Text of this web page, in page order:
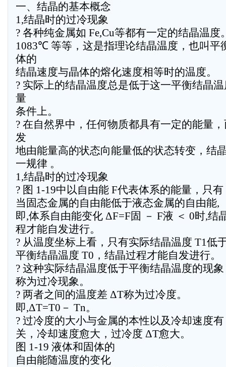
一、结晶的基本概念
1,结晶时的过冷现象
? 各种纯金属如 Fe,Cu等都有一定的结晶温度
1083℃ 等等，这是指理论结晶温度，也叫平
体的
结晶速度与晶体的熔化速度相等时的温度。
? 实际上的结晶温度总是低于这一平衡结晶
量
条件上。
? 在自然界中，任何物质都具有一定的能量
发
地由能量高的状态向能量低的状态转变，结
一规律 。
1,结晶时的过冷现象
? 图 1-19中以自由能 F代表体系的能量，只有
当固态金属的自由能低于液态金属的自由能,
即,体系自由能变化 ΔF=F固 － F液 ＜ 0时,结
程才能自发进行。
? 从温度坐标上看，只有实际结晶温度 T1低
平衡结晶温度 T0，结晶过程才能自发进行。
? 这种实际结晶温度低于平衡结晶温度的现象
称为过冷现象。
? 两者之间的温度差 ΔT称为过冷度。
即,ΔT=T0－ Tn。
? 过冷度的大小与金属的本性以及冷却速度有
关，冷却速度愈大，过冷度 ΔT愈大。
图 1-19 液体和固体的
自由能随温度的变化